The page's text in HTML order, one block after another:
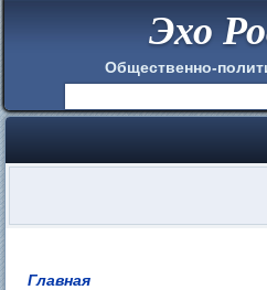
Эхо
Общественно-
Главная